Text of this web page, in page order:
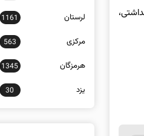
لرستان 1161
مرکزی 563
هرمزگان 1345
یزد 30